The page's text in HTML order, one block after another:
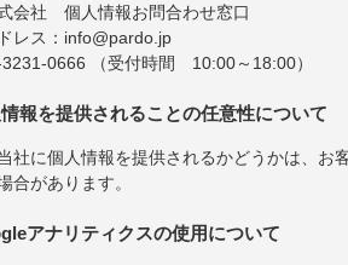
会社 個人情報お問合わせ窓口
レス：info@pardo.jp
0666 （受付時間 10:00～18:00）
報を提供されることの任意性について
社に個人情報を提供されるかどうかは、
合があります。
アナリティクスの使用について